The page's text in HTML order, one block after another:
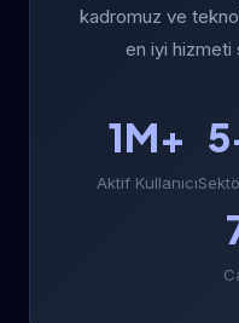
kadromuz ve
en iyi hizmeti
1M+
Aktif Kullanıcı